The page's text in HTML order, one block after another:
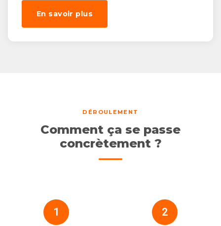
En savoir plus
DÉROULEMENT
Comment ça se passe
concrètement ?
1 2